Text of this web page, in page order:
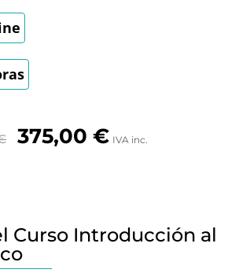
375,00 € IVA inc.
Curso Introducción al